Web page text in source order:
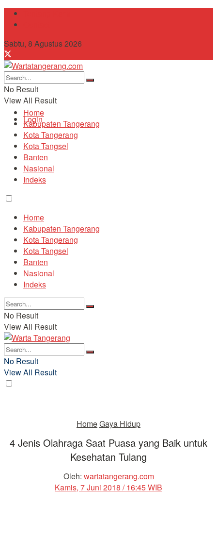
Sabtu, 8 Agustus 2026
No Result
View All Result
Login
Home
Kabupaten Tangerang
Kota Tangerang
Kota Tangsel
Banten
Nasional
Indeks
Home
Kabupaten Tangerang
Kota Tangerang
Kota Tangsel
Banten
Nasional
Indeks
No Result
View All Result
No Result
View All Result
HomeGaya Hidup
4 Jenis Olahraga Saat Puasa yang Baik untuk
Kesehatan Tulang
Oleh: wartatangerang.com
Kamis, 7 Juni 2018 / 16:45 WIB